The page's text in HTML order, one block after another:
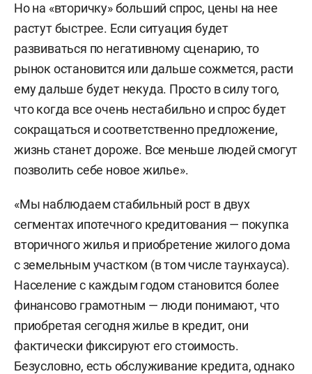
Но на «вторичку» больший спрос, цены на нее
растут быстрее. Если ситуация будет
развиваться по негативному сценарию, то
рынок остановится или дальше сожмется, расти
ему дальше будет некуда. Просто в силу того,
что когда все очень нестабильно и спрос будет
сокращаться и соответственно предложение,
жизнь станет дороже. Все меньше людей смогут
позволить себе новое жилье».
«Мы наблюдаем стабильный рост в двух
сегментах ипотечного кредитования — покупка
вторичного жилья и приобретение жилого дома
с земельным участком (в том числе таунхауса).
Население с каждым годом становится более
финансово грамотным — люди понимают, что
приобретая сегодня жилье в кредит, они
фактически фиксируют его стоимость.
Безусловно, есть обслуживание кредита, однако